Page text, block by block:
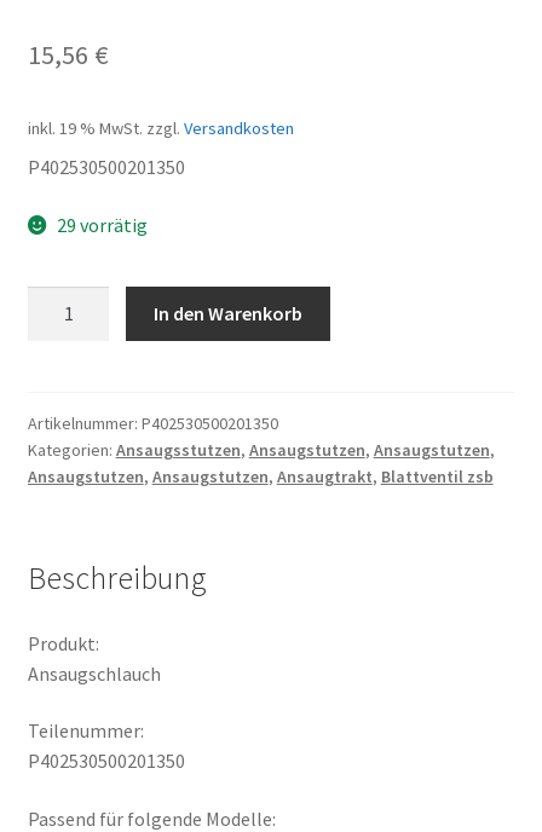
15,56 €
inkl. 19 % MwSt. zzgl. Versandkosten
P402530500201350
29 vorrätig
In den Warenkorb
Artikelnummer: P402530500201350
Kategorien: Ansaugsstutzen, Ansaugstutzen, Ansaugstutzen,
Ansaugstutzen, Ansaugstutzen, Ansaugtrakt, Blattventil zsb
Beschreibung
Produkt:
Ansaugschlauch
Teilenummer:
P402530500201350
Passend für folgende Modelle: